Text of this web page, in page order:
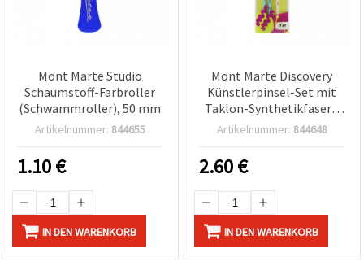
Mont Marte Studio
Schaumstoff-Farbroller
(Schwammroller), 50 mm
Artikelnummer: 844655
1.10€
IN DEN WARENKORB
Mont Marte Discovery
Künstlerpinsel-Set mit
Taklon-Synthetikfasern
und Naturborsten – 3-
Artikelnummer: 844648
2.60€
IN DEN WARENKORB